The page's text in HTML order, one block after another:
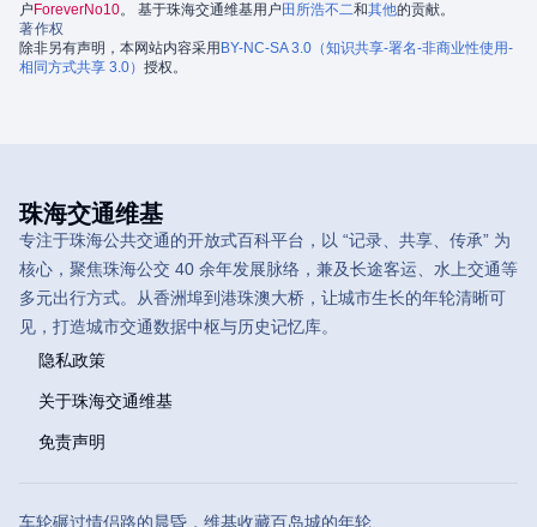
户 ForeverNo10。 基于珠海交通维基用户 田所浩不二和其他的贡献。
著作权
除非另有声明，本网站内容采用 BY-NC-SA 3.0（知识共享-署名-非商业性使用-
相同方式共享 3.0） 授权。
珠海交通维基
专注于珠海公共交通的开放式百科平台，以 “记录、共享、传承” 为
核心，聚焦珠海公交 40 余年发展脉络，兼及长途客运、水上交通等
多元出行方式。从香洲埠到港珠澳大桥，让城市生长的年轮清晰可
见，打造城市交通数据中枢与历史记忆库。
隐私政策
关于珠海交通维基
免责声明
车轮碾过情侣路的晨昏，维基收藏百岛城的年轮